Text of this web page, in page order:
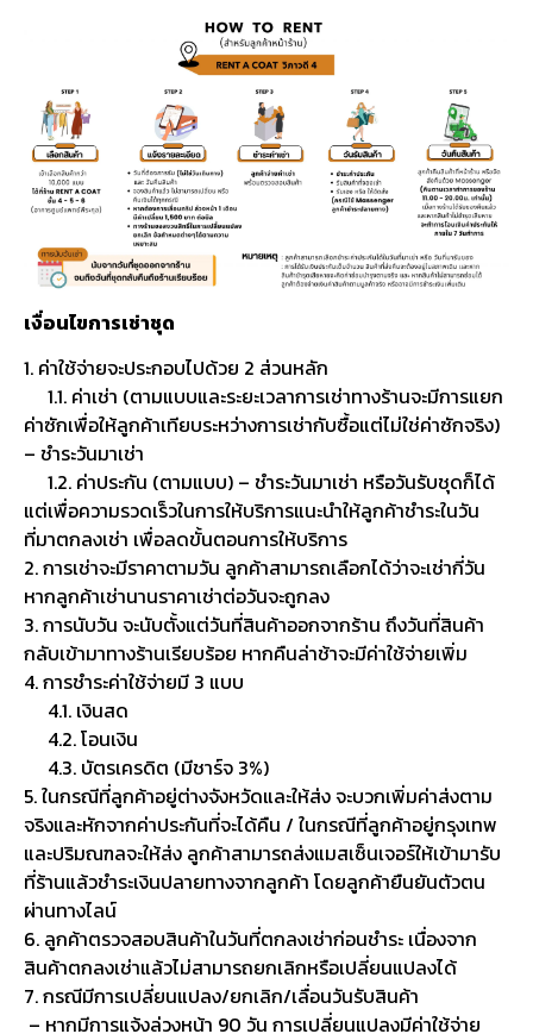
เงื่อนไขการเช่าชุด
1. ค่าใช้จ่ายจะประกอบไปด้วย 2 ส่วนหลัก
1.1. ค่าเช่า (ตามแบบและระยะเวลาการเช่าทางร้านจะมีการแยก
ค่าซักเพื่อให้ลูกค้าเทียบระหว่างการเช่ากับซื้อแต่ไม่ใช่ค่าซักจริง)
– ชำระวันมาเช่า
1.2. ค่าประกัน (ตามแบบ) – ชำระวันมาเช่า หรือวันรับชุดก็ได้
แต่เพื่อความรวดเร็วในการให้บริการแนะนำให้ลูกค้าชำระในวัน
ที่มาตกลงเช่า เพื่อลดขั้นตอนการให้บริการ
2. การเช่าจะมีราคาตามวัน ลูกค้าสามารถเลือกได้ว่าจะเช่ากี่วัน
หากลูกค้าเช่านานราคาเช่าต่อวันจะถูกลง
3. การนับวัน จะนับตั้งแต่วันที่สินค้าออกจากร้าน ถึงวันที่สินค้า
กลับเข้ามาทางร้านเรียบร้อย หากคืนล่าช้าจะมีค่าใช้จ่ายเพิ่ม
4. การชำระค่าใช้จ่ายมี 3 แบบ
4.1. เงินสด
4.2. โอนเงิน
4.3. บัตรเครดิต (มีชาร์จ 3%)
5. ในกรณีที่ลูกค้าอยู่ต่างจังหวัดและให้ส่ง จะบวกเพิ่มค่าส่งตาม
จริงและหักจากค่าประกันที่จะได้คืน / ในกรณีที่ลูกค้าอยู่กรุงเทพ
และปริมณฑลจะให้ส่ง ลูกค้าสามารถส่งแมสเซ็นเจอร์ให้เข้ามารับ
ที่ร้านแล้วชำระเงินปลายทางจากลูกค้า โดยลูกค้ายืนยันตัวตน
ผ่านทางไลน์
6. ลูกค้าตรวจสอบสินค้าในวันที่ตกลงเช่าก่อนชำระ เนื่องจาก
สินค้าตกลงเช่าแล้วไม่สามารถยกเลิกหรือเปลี่ยนแปลงได้
7. กรณีมีการเปลี่ยนแปลง/ยกเลิก/เลื่อนวันรับสินค้า
– หากมีการแจ้งล่วงหน้า 90 วัน การเปลี่ยนแปลงมีค่าใช้จ่าย